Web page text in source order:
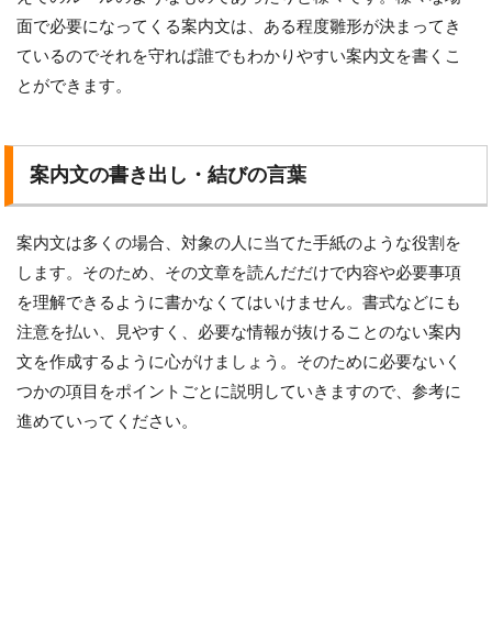
面で必要になってくる案内文は、ある程度雛形が決まってき
ているのでそれを守れば誰でもわかりやすい案内文を書くこ
とができます。
案内文の書き出し・結びの言葉
案内文は多くの場合、対象の人に当てた手紙のような役割を
します。そのため、その文章を読んだだけで内容や必要事項
を理解できるように書かなくてはいけません。書式などにも
注意を払い、見やすく、必要な情報が抜けることのない案内
文を作成するように心がけましょう。そのために必要ないく
つかの項目をポイントごとに説明していきますので、参考に
進めていってください。